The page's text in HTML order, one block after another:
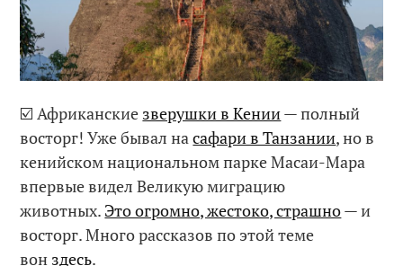
☑️ Африканские зверушки в Кении— полный
восторг! Уже бывал насафари в Танзании, но в
кенийском национальном парке Масаи-Мара
впервые видел Великую миграцию
животных. Это огромно, жестоко, страшно— и
восторг. Много рассказов по этой теме
вон здесь.